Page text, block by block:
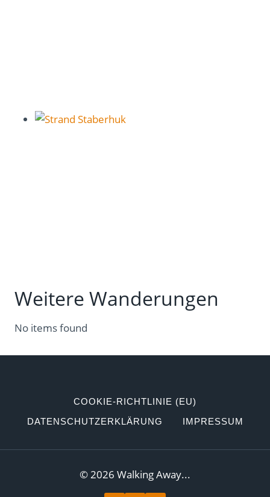
Weitere Wanderungen
No items found
COOKIE-RICHTLINIE (EU)
DATENSCHUTZERKLÄRUNG
IMPRESSUM
© 2026 Walking Away...